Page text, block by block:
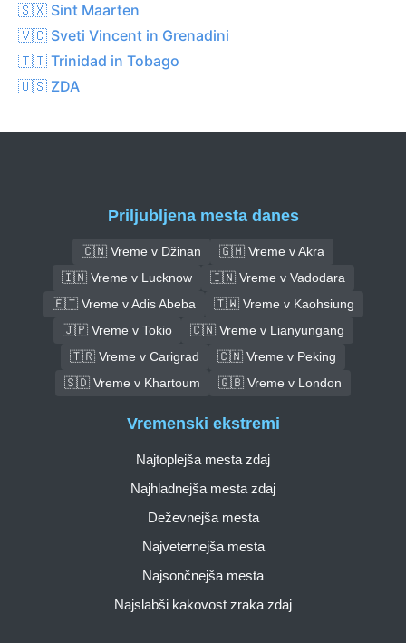
🇸🇽 Sint Maarten
🇻🇨 Sveti Vincent in Grenadini
🇹🇹 Trinidad in Tobago
🇺🇸 ZDA
Priljubljena mesta danes
🇨🇳 Vreme v Džinan
🇬🇭 Vreme v Akra
🇮🇳 Vreme v Lucknow
🇮🇳 Vreme v Vadodara
🇪🇹 Vreme v Adis Abeba
🇹🇼 Vreme v Kaohsiung
🇯🇵 Vreme v Tokio
🇨🇳 Vreme v Lianyungang
🇹🇷 Vreme v Carigrad
🇨🇳 Vreme v Peking
🇸🇩 Vreme v Khartoum
🇬🇧 Vreme v London
Vremenski ekstremi
Najtoplejša mesta zdaj
Najhladnejša mesta zdaj
Deževnejša mesta
Najveternejša mesta
Najsončnejša mesta
Najslabši kakovost zraka zdaj